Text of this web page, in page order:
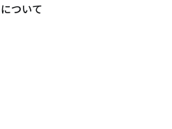
について